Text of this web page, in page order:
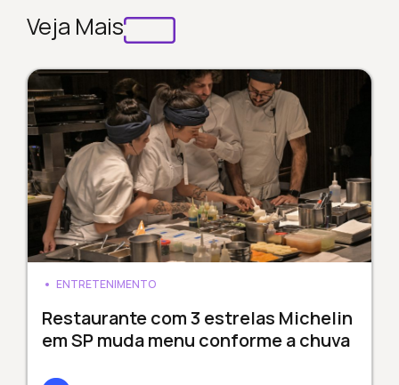
Veja Mais
ENTRETENIMENTO
Restaurante com 3 estrelas Michelin
em SP muda menu conforme a chuva